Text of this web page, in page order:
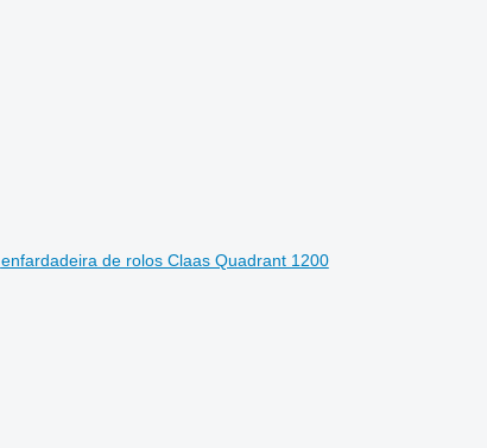
enfardadeira de rolos Claas Quadrant 1200